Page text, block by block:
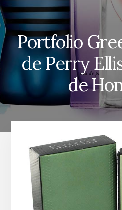
Portfolio
de Perry
de